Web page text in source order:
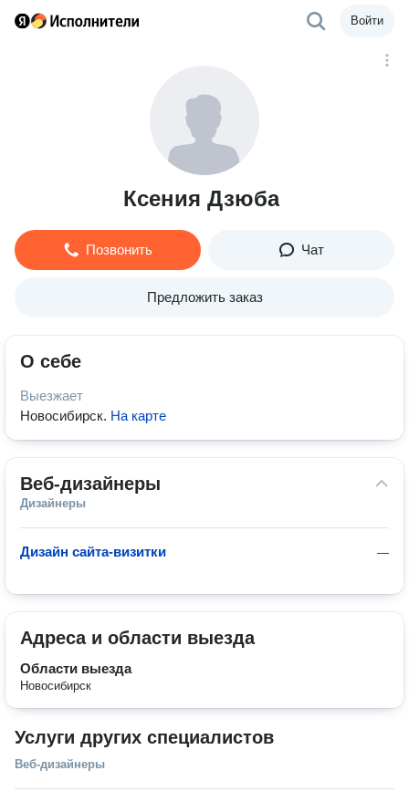
Войти
Ксения Дзюба
Позвонить Чат
Предложить заказ
О себе
Выезжает
Новосибирск. На карте
Веб-дизайнеры
Дизайнеры
—
Дизайн сайта-визитки
Адреса и области выезда
Области выезда
Новосибирск
Услуги других специалистов
Веб-дизайнеры